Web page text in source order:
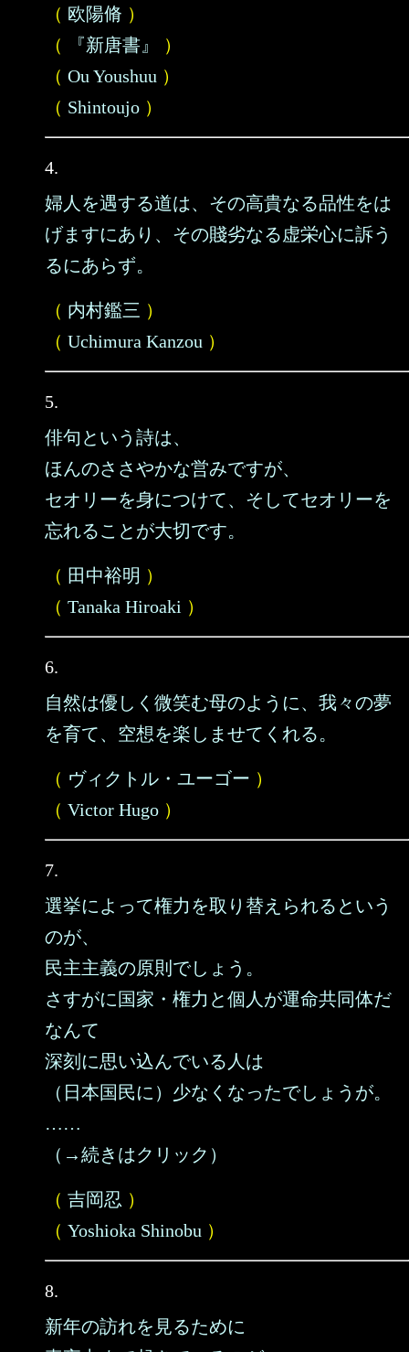
（ 欧陽脩 ）
（
『新唐書』
）
（ Ou Youshuu ）
（ Shintoujo ）
4.
婦人を遇する道は、その高貴なる品性をは
げますにあり、その賤劣なる虚栄心に訴う
るにあらず。
（ 内村鑑三 ）
（ Uchimura Kanzou ）
5.
俳句という詩は、
ほんのささやかな営みですが、
セオリーを身につけて、そしてセオリーを
忘れることが大切です。
（ 田中裕明 ）
（ Tanaka Hiroaki ）
6.
自然は優しく微笑む母のように、我々の夢
を育て、空想を楽しませてくれる。
（ ヴィクトル・ユーゴー ）
（ Victor Hugo ）
7.
選挙によって権力を取り替えられるという
のが、
民主主義の原則でしょう。
さすがに国家・権力と個人が運命共同体だ
なんて
深刻に思い込んでいる人は
（日本国民に）少なくなったでしょうが。
……
（→続きはクリック）
（ 吉岡忍 ）
（ Yoshioka Shinobu ）
8.
新年の訪れを見るために